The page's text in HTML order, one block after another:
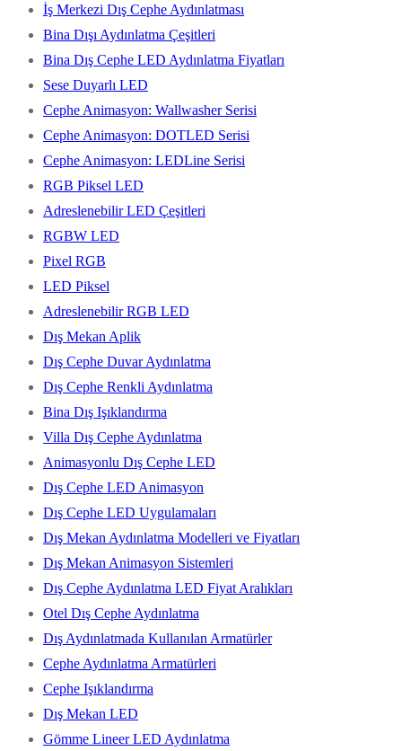
İş Merkezi Dış Cephe Aydınlatması
Bina Dışı Aydınlatma Çeşitleri
Bina Dış Cephe LED Aydınlatma Fiyatları
Sese Duyarlı LED
Cephe Animasyon: Wallwasher Serisi
Cephe Animasyon: DOTLED Serisi
Cephe Animasyon: LEDLine Serisi
RGB Piksel LED
Adreslenebilir LED Çeşitleri
RGBW LED
Pixel RGB
LED Piksel
Adreslenebilir RGB LED
Dış Mekan Aplik
Dış Cephe Duvar Aydınlatma
Dış Cephe Renkli Aydınlatma
Bina Dış Işıklandırma
Villa Dış Cephe Aydınlatma
Animasyonlu Dış Cephe LED
Dış Cephe LED Animasyon
Dış Cephe LED Uygulamaları
Dış Mekan Aydınlatma Modelleri ve Fiyatları
Dış Mekan Animasyon Sistemleri
Dış Cephe Aydınlatma LED Fiyat Aralıkları
Otel Dış Cephe Aydınlatma
Dış Aydınlatmada Kullanılan Armatürler
Cephe Aydınlatma Armatürleri
Cephe Işıklandırma
Dış Mekan LED
Gömme Lineer LED Aydınlatma